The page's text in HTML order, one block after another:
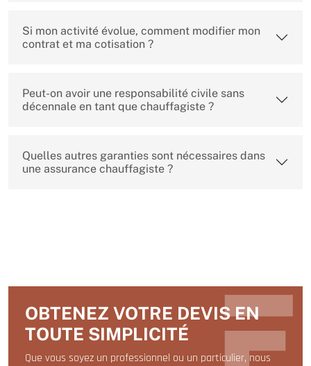
Si mon activité évolue, comment modifier mon
contrat et ma cotisation ?
Peut-on avoir une responsabilité civile sans
décennale en tant que chauffagiste ?
Quelles autres garanties sont nécessaires dans
une assurance chauffagiste ?
OBTENEZ VOTRE DEVIS EN
TOUTE SIMPLICITÉ
Que vous soyez un professionnel ou un particulier, nous